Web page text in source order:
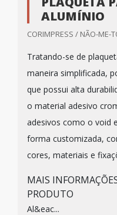
ALUMÍNIO
CORIMPRESS / NÃO-ME-
Tratando-se de
maneira simplificada,
que possui alta
o material adesivo
adesivos como o void
forma customizada,
cores, materiais e
MAIS
PRODUTO
Al&eac...